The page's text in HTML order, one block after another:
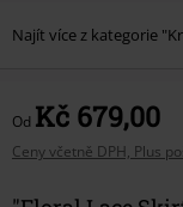
Najít více z kategorie
Od Kč 679,00
Ceny včetně DPH, Plus